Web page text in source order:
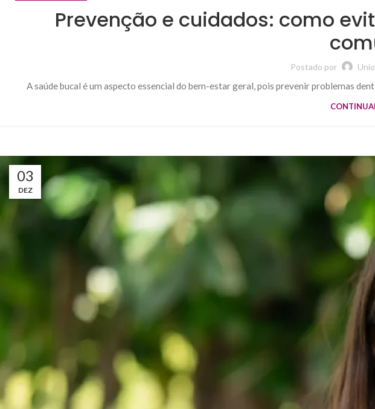
Prevenção e cuidados: como
Postado por
A saúde bucal é um aspecto essencial do bem-estar geral, pois prevenir problemas
03
DEZ